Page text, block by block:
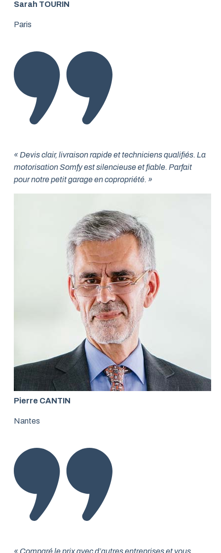
Sarah TOURIN
Paris
« Devis clair, livraison rapide et techniciens qualifiés. La
motorisation Somfy est silencieuse et fiable. Parfait
pour notre petit garage en copropriété. »
Pierre CANTIN
Nantes